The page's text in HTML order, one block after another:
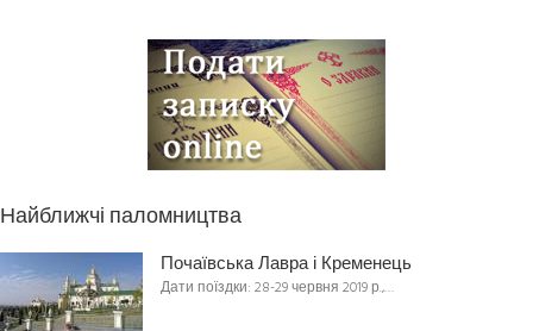
Найближчі паломництва
Почаївська Лавра і Кременець
Дати поїздки: 28-29 червня 2019 р.,…